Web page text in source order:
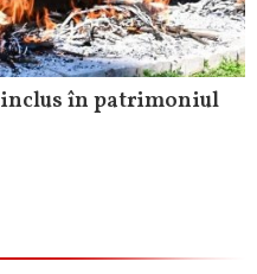
inclus în patrimoniul